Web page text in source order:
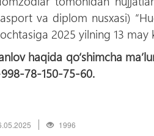
va diplom nusxasi)
2025 yilning 13
haqida qо‘shimcha
78-150-75-60.
1996